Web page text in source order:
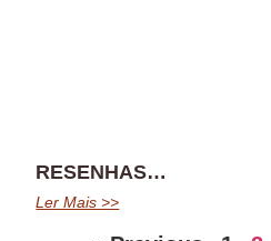
RESENHAS…
Ler Mais >>